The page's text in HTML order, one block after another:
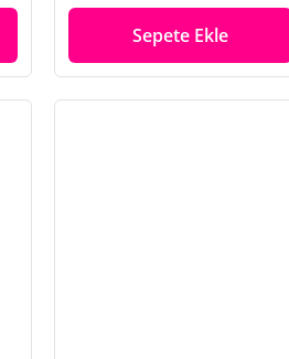
Sepete Ekle